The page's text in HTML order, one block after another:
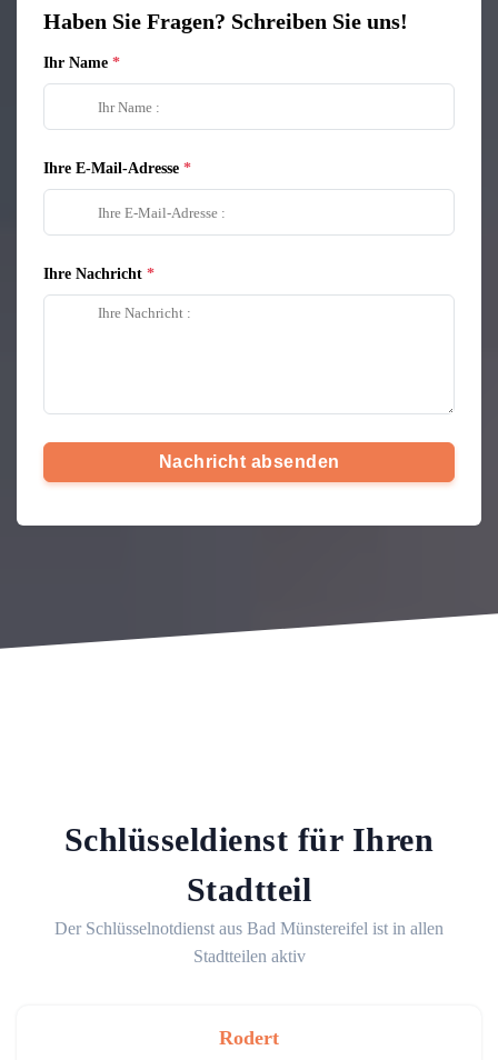
Haben Sie Fragen? Schreiben Sie uns!
Ihr Name
Ihre E-Mail-Adresse
Ihre Nachricht
Nachricht absenden
Schlüsseldienst für Ihren
Stadtteil
Der Schlüsselnotdienst aus Bad Münstereifel ist in allen
Stadtteilen aktiv
Rodert